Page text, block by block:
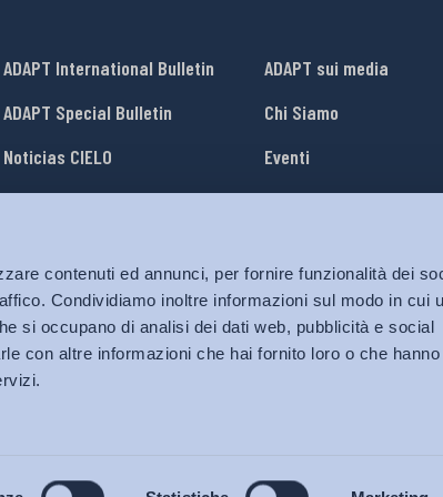
contenuti ed annunci, per fornire funzionalità dei
Condividiamo inoltre informazioni sul modo in cui
si occupano di analisi dei dati web, pubblicità e social
con altre informazioni che hai fornito loro o che hanno
ADAPT International Bulletin
ADAPT Special Bulletin
Noticias CIELO
ADAPT sui media
Chi Siamo
Eventi
Lavora con Noi
Adapt. Privacy policy